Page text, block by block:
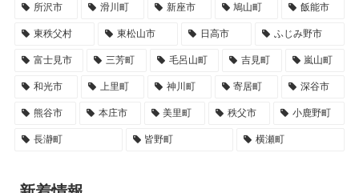
所沢市 滑川町 新座市 鳩山町 飯能市
東秩父村 東松山市 日高市 ふじみ野市
富士見市 三芳町 毛呂山町 吉見町 嵐山町
和光市 上里町 神川町 寄居町 深谷市
熊谷市 本庄市 美里町 秩父市 小鹿野町
長瀞町 皆野町 横瀬町